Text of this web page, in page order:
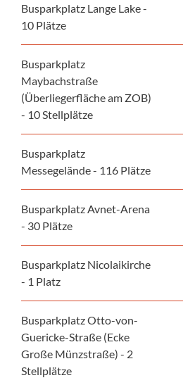
Busparkplatz Lange Lake -
10 Plätze
Busparkplatz
Maybachstraße
(Überliegerfläche am ZOB)
- 10 Stellplätze
Busparkplatz
Messegelände - 116 Plätze
Busparkplatz Avnet-Arena
- 30 Plätze
Busparkplatz Nicolaikirche
- 1 Platz
Busparkplatz Otto-von-
Guericke-Straße (Ecke
Große Münzstraße) - 2
Stellplätze